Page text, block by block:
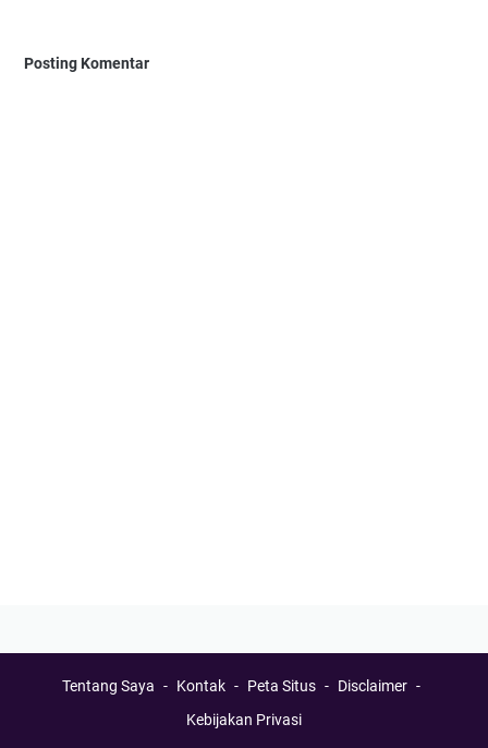
Posting Komentar
Tentang Saya Kontak Peta Situs
Disclaimer
Kebijakan Privasi